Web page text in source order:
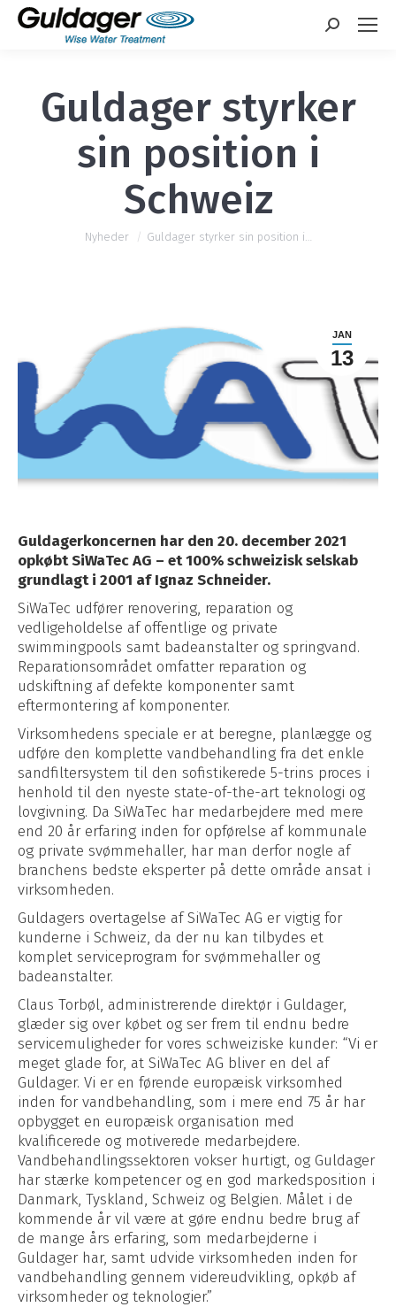
Search:
Guldager styrker
sin position i
Schweiz
Nyheder Guldager styrker sin position i…
JAN
13
Guldagerkoncernen har den 20. december 2021
opkøbt SiWaTec AG – et 100% schweizisk selskab
grundlagt i 2001 af Ignaz Schneider.
SiWaTec udfører renovering, reparation og
vedligeholdelse af offentlige og private
swimmingpools samt badeanstalter og springvand.
Reparationsområdet omfatter reparation og
udskiftning af defekte komponenter samt
eftermontering af komponenter.
Virksomhedens speciale er at beregne, planlægge og
udføre den komplette vandbehandling fra det enkle
sandfiltersystem til den sofistikerede 5-trins proces i
henhold til den nyeste state-of-the-art teknologi og
lovgivning. Da SiWaTec har medarbejdere med mere
end 20 år erfaring inden for opførelse af kommunale
og private svømmehaller, har man derfor nogle af
branchens bedste eksperter på dette område ansat i
virksomheden.
Guldagers overtagelse af SiWaTec AG er vigtig for
kunderne i Schweiz, da der nu kan tilbydes et
komplet serviceprogram for svømmehaller og
badeanstalter.
Claus Torbøl, administrerende direktør i Guldager,
glæder sig over købet og ser frem til endnu bedre
servicemuligheder for vores schweiziske kunder: “Vi er
meget glade for, at SiWaTec AG bliver en del af
Guldager. Vi er en førende europæisk virksomhed
inden for vandbehandling, som i mere end 75 år har
opbygget en europæisk organisation med
kvalificerede og motiverede medarbejdere.
Vandbehandlingssektoren vokser hurtigt, og Guldager
har stærke kompetencer og en god markedsposition i
Danmark, Tyskland, Schweiz og Belgien. Målet i de
kommende år vil være at gøre endnu bedre brug af
de mange års erfaring, som medarbejderne i
Guldager har, samt udvide virksomheden inden for
vandbehandling gennem videreudvikling, opkøb af
virksomheder og teknologier.”